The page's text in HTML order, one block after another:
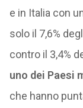
e in Italia con
solo il 7,6%
contro il 3,4%
uno dei Paesi
che hanno